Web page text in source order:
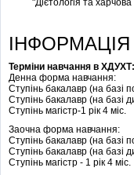
"Дієтологія та
ІНФОРМАЦІЯ
Терміни навчання в ХДУХТ:
Денна форма навчання:
Ступінь бакалавр (на базі
Ступінь бакалавр (на базі
Ступінь магістр-1 рік 4 міс.
Заочна форма навчання:
Ступінь бакалавр (на базі
Ступінь бакалавр (на базі
Ступінь магістр - 1 рік 4 міс.